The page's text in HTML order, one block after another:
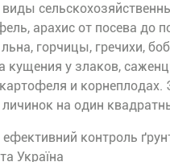
арахис от посева до
горчицы, гречихи,
кущения у злаков,
и корнеплодах.
личинок на один